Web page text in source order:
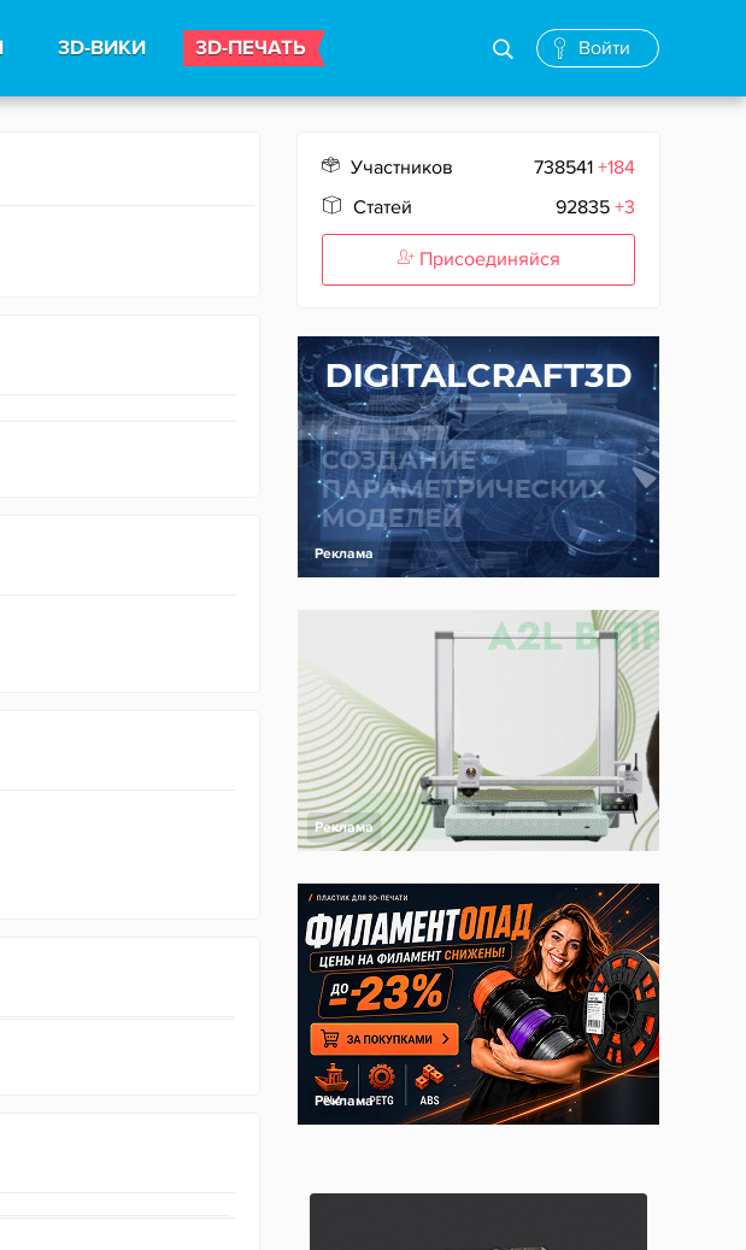
3D-ВИКИ 3D-ПЕЧАТЬ Войти
Участников 738541 +184
Статей
92835 +3
Присоединяйся
Реклама
Реклама
Реклама